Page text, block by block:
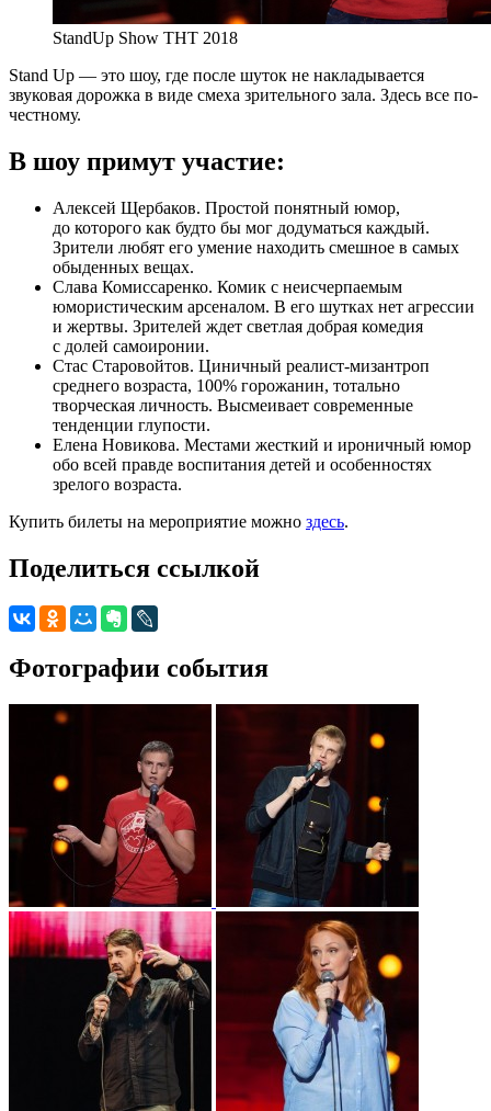
StandUp Show ТНТ 2018
Stand Up — это шоу, где после шуток не накладывается
звуковая дорожка в виде смеха зрительного зала. Здесь все по-
честному.
В шоу примут участие:
Алексей Щербаков. Простой понятный юмор,
до которого как будто бы мог додуматься каждый.
Зрители любят его умение находить смешное в самых
обыденных вещах.
Слава Комиссаренко. Комик с неисчерпаемым
юмористическим арсеналом. В его шутках нет агрессии
и жертвы. Зрителей ждет светлая добрая комедия
с долей самоиронии.
Стас Старовойтов. Циничный реалист-мизантроп
среднего возраста, 100% горожанин, тотально
творческая личность. Высмеивает современные
тенденции глупости.
Елена Новикова. Местами жесткий и ироничный юмор
обо всей правде воспитания детей и особенностях
зрелого возраста.
Купить билеты на мероприятие можно здесь.
Поделиться ссылкой
Фотографии события